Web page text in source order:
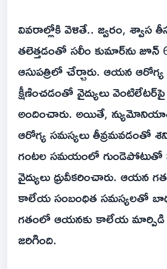
వివరాల్లోకి వెళితే.. జ్వరం, శ్వాస
తలెత్తడంతో సలీం కుమార్‌ను జూన్
ఆసుపత్రిలో చేర్చారు. ఆయన
క్షీణించడంతో వైద్యులు
అందించారు. అయితే,
ఆరోగ్య సమస్యలు తీవ్రమవడంతో
గంటల సమయంలో గుండెపోటుతో
వైద్యులు ధ్రువీకరించారు. ఆయన
కాలేయ సంబంధిత సమస్యలతో
గతంలో ఆయనకు కాలేయ మార్పిడి
జరిగింది.